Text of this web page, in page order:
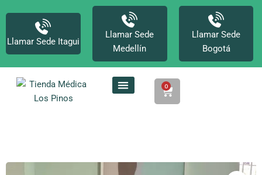
contenido
Llamar Sede Itagui
Llamar Sede
Medellín
Llamar Sede
Bogotá
0
Cart